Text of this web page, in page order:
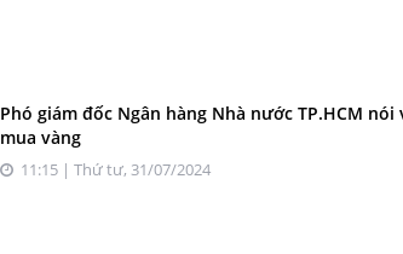
Phó giám đốc Ngân hàng Nhà nước TP.HCM
mua vàng
11:15 | Thứ tư, 31/07/2024